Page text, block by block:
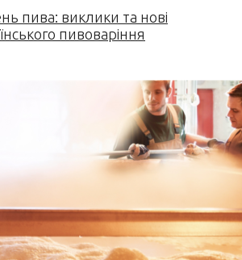
пива: виклики та нові
пивоваріння